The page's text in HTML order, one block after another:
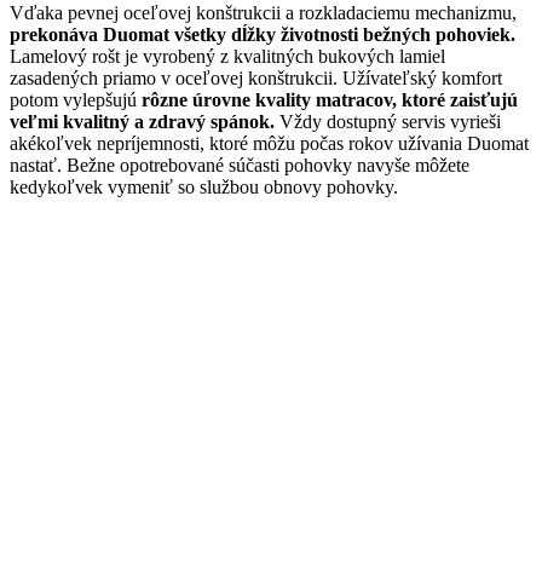
Vďaka pevnej oceľovej konštrukcii a rozkladaciemu mechanizmu,
prekonáva Duomat všetky dĺžky životnosti bežných pohoviek.
Lamelový rošt je vyrobený z kvalitných bukových lamiel
zasadených priamo v oceľovej konštrukcii. Užívateľský komfort
potom vylepšujú rôzne úrovne kvality matracov, ktoré zaisťujú
veľmi kvalitný a zdravý spánok. Vždy dostupný servis vyrieši
akékoľvek nepríjemnosti, ktoré môžu počas rokov užívania Duomat
nastať. Bežne opotrebované súčasti pohovky navyše môžete
kedykoľvek vymeniť so službou obnovy pohovky.